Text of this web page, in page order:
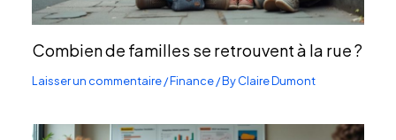
Combien de familles se retrouvent à la rue ?
Laisser un commentaire/Finance/ ByClaire Dumont